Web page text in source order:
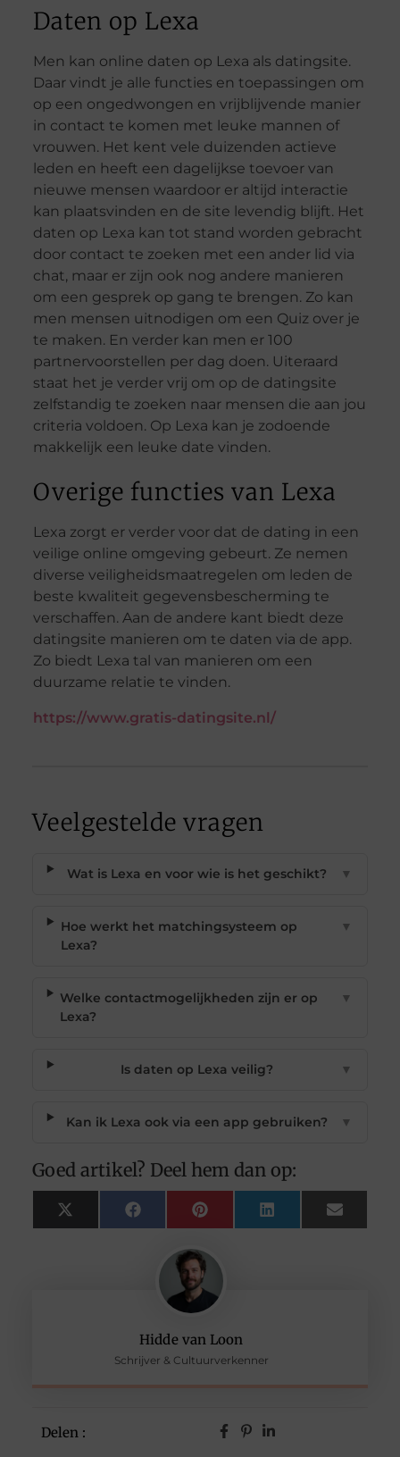
Hidde van Loon
Schrijver & Cultuurverkenner
Delen :
Daten op Lexa
Men kan online daten op Lexa als datingsite.
Daar vindt je alle functies en toepassingen om
op een ongedwongen en vrijblijvende manier
in contact te komen met leuke mannen of
vrouwen. Het kent vele duizenden actieve
leden en heeft een dagelijkse toevoer van
nieuwe mensen waardoor er altijd interactie
kan plaatsvinden en de site levendig blijft. Het
daten op Lexa kan tot stand worden gebracht
door contact te zoeken met een ander lid via
chat, maar er zijn ook nog andere manieren
om een gesprek op gang te brengen. Zo kan
men mensen uitnodigen om een Quiz over je
te maken. En verder kan men er 100
partnervoorstellen per dag doen. Uiteraard
staat het je verder vrij om op de datingsite
zelfstandig te zoeken naar mensen die aan jou
criteria voldoen. Op Lexa kan je zodoende
makkelijk een leuke date vinden.
Overige functies van Lexa
Lexa zorgt er verder voor dat de dating in een
veilige online omgeving gebeurt. Ze nemen
diverse veiligheidsmaatregelen om leden de
beste kwaliteit gegevensbescherming te
verschaffen. Aan de andere kant biedt deze
datingsite manieren om te daten via de app.
Zo biedt Lexa tal van manieren om een
duurzame relatie te vinden.
https://www.gratis-datingsite.nl/
Veelgestelde vragen
Wat is Lexa en voor wie is het geschikt? ▼
Hoe werkt het matchingsysteem op
Lexa?
▼
Welke contactmogelijkheden zijn er op
Lexa?
▼
Is daten op Lexa veilig? ▼
Kan ik Lexa ook via een app gebruiken? ▼
Goed artikel? Deel hem dan op:
X
(Twitter)
FacebookPinterest LinkedIn Email